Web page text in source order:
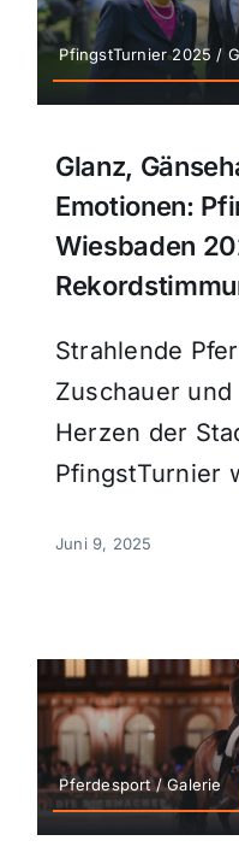
PfingstTurnier 2025 /
Glanz,
Emotionen:
Wiesbaden
Strahlende
Zuschauer
Herzen der
PfingstTurnier
Juni 9, 2025
Pferdesport / Galerie